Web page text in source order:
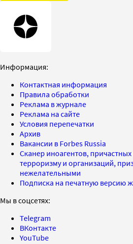
Информация:
Контактная информация
Правила обработки
Реклама в журнале
Реклама на сайте
Условия перепечатки
Архив
Вакансии в Forbes Russia
Сканер иноагентов, причастных
терроризму и организаций,
нежелательными
Подписка на печатную версию
Мы в соцсетях:
Telegram
ВКонтакте
YouTube